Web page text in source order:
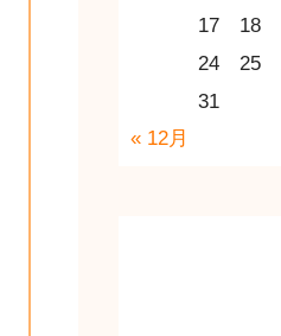
17
18
24
25
31
« 12月